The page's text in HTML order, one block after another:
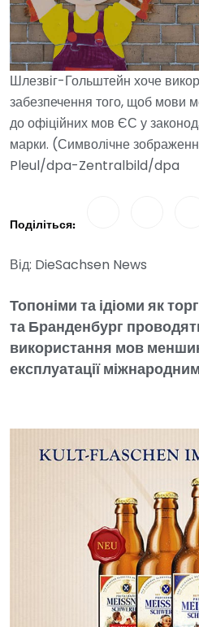
Шлезвіг-Гольштейн хоче
забезпечення того, щоб мови
до офіційних мов ЄС у
марки. (Символічне
Pleul/dpa-Zentralbild/dpa
Поділіться:
Від: DieSachsen News
Топоніми та ідіоми як
та Бранденбург
використання мов
експлуатації